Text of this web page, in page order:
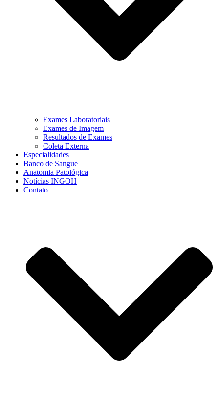
Exames Laboratoriais
Exames de Imagem
Resultados de Exames
Coleta Externa
Especialidades
Banco de Sangue
Anatomia Patológica
Notícias INGOH
Contato